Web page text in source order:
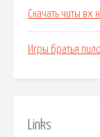
Скачать читы вх
Игры братья
Links